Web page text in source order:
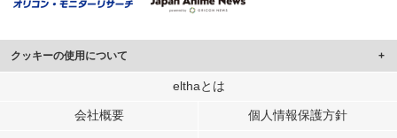
クッキーの使用について
このサイトでは Cookie を使用して、ユーザーに合わせたコンテンツや広告の
行っています。
elthaとは
会社概要 個人情報保護方針